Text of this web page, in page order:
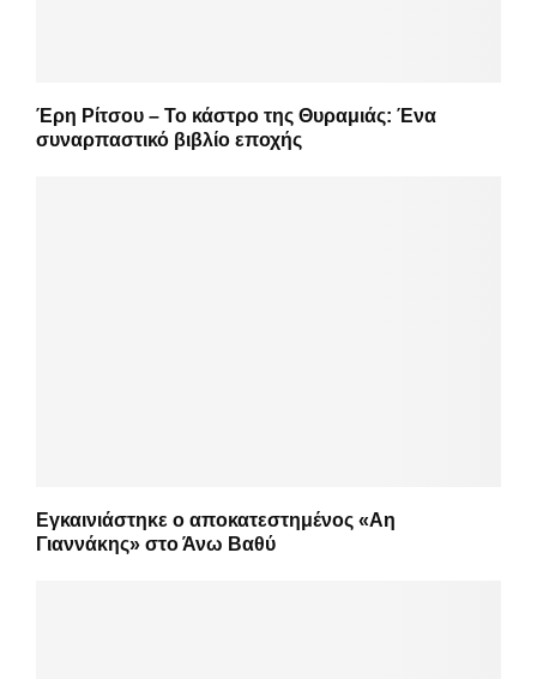
Έρη Ρίτσου – Το κάστρο της Θυραμιάς: Ένα
συναρπαστικό βιβλίο εποχής
Εγκαινιάστηκε ο αποκατεστημένος «Αη
Γιαννάκης» στο Άνω Βαθύ